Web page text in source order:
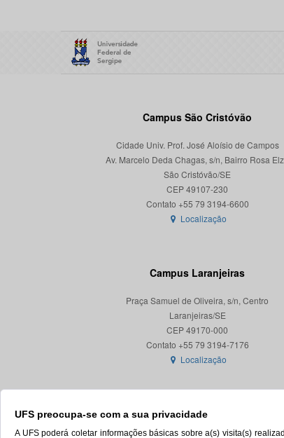
UFS preocupa-se com a sua privacidade
A UFS poderá coletar informações básicas sobre a(s) visita(s)
Campus São Cristóvão
Cidade Univ. Prof. José Aloísio de Campos
Av. Marcelo Deda Chagas, s/n, Bairro Rosa
São Cristóvão/SE
CEP 49107-230
Localização
Campus Laranjeiras
Praça Samuel de Oliveira, s/n, Centro
Laranjeiras/SE
CEP 49170-000
Localização